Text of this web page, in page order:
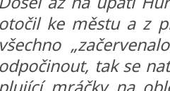
otočil ke městu a z
všechno
odpočinout, tak se